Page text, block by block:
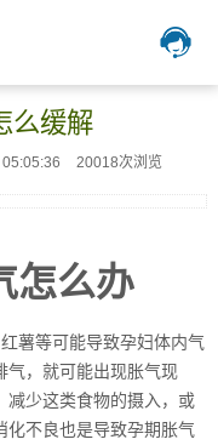
么缓解
20018次浏览
怎么办
薯等可能导致孕妇体内气
气，就可能出现胀气现
减少这类食物的摄入，或
化不良也是导致孕期胀气